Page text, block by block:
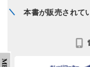
本書が販売されて